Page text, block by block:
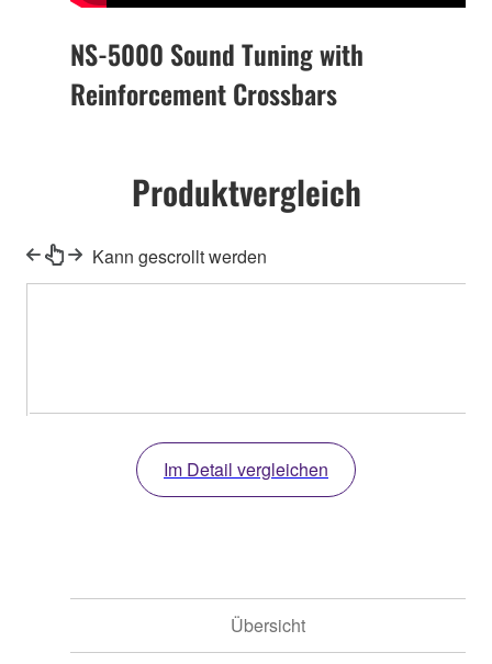
NS-5000 Sound Tuning with
Reinforcement Crossbars
Produktvergleich
Kann gescrollt werden
Im Detail vergleichen
Übersicht